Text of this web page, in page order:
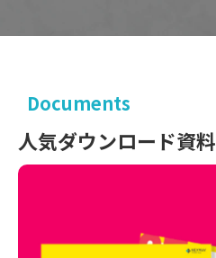
Documents
人気ダウンロード資料